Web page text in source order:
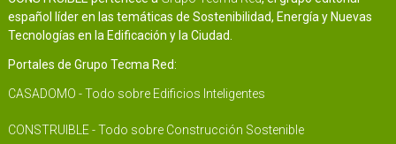
español líder en las temáticas de Sostenibilidad, Energía y Nuevas
Tecnologías en la Edificación y la Ciudad.
Portales de Grupo Tecma Red:
CASADOMO - Todo sobre Edificios Inteligentes
CONSTRUIBLE - Todo sobre Construcción Sostenible